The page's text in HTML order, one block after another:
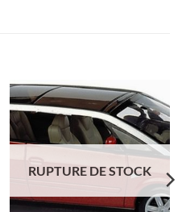
RUPTURE DE STOCK